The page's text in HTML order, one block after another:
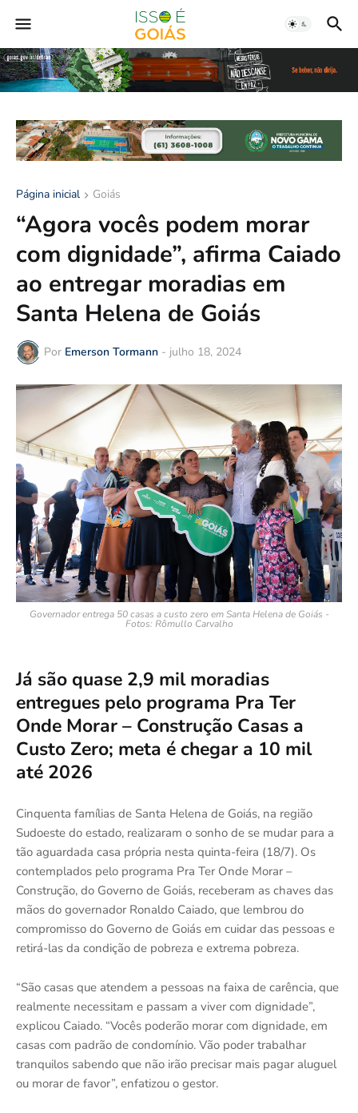
Página inicial Goiás
“Agora vocês podem morar
com dignidade”, afirma Caiado
ao entregar moradias em
Santa Helena de Goiás
Por Emerson Tormann - julho 18, 2024
Governador entrega 50 casas a custo zero em Santa Helena de Goiás -
Fotos: Rômullo Carvalho
Já são quase 2,9 mil moradias
entregues pelo programa Pra Ter
Onde Morar – Construção Casas a
Custo Zero; meta é chegar a 10 mil
até 2026
Cinquenta famílias de Santa Helena de Goiás, na região
Sudoeste do estado, realizaram o sonho de se mudar para a
tão aguardada casa própria nesta quinta-feira (18/7). Os
contemplados pelo programa Pra Ter Onde Morar –
Construção, do Governo de Goiás, receberam as chaves das
mãos do governador Ronaldo Caiado, que lembrou do
compromisso do Governo de Goiás em cuidar das pessoas e
retirá-las da condição de pobreza e extrema pobreza.
“São casas que atendem a pessoas na faixa de carência, que
realmente necessitam e passam a viver com dignidade”,
explicou Caiado. “Vocês poderão morar com dignidade, em
casas com padrão de condomínio. Vão poder trabalhar
tranquilos sabendo que não irão precisar mais pagar aluguel
ou morar de favor”, enfatizou o gestor.